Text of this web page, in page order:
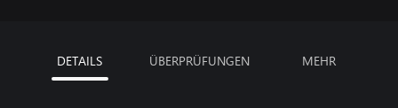
DETAILS ÜBERPRÜFUNGEN MEHR